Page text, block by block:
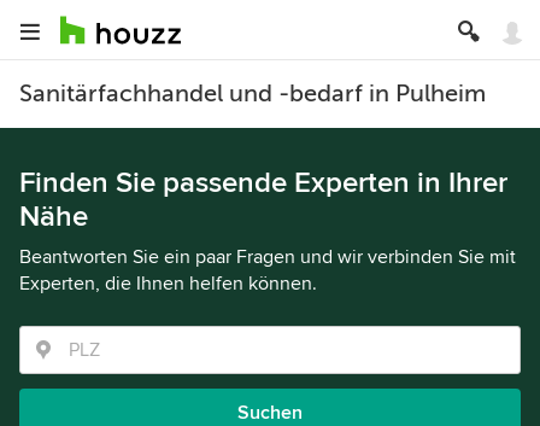
Sanitärfachhandel und -bedarf in Pulheim
Finden Sie passende Experten in Ihrer
Nähe
Beantworten Sie ein paar Fragen und wir verbinden Sie mit
Experten, die Ihnen helfen können.
Suchen